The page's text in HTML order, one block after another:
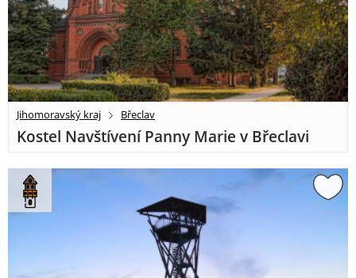
Jihomoravský kraj Břeclav
Kostel Navštívení Panny Marie v Břeclavi